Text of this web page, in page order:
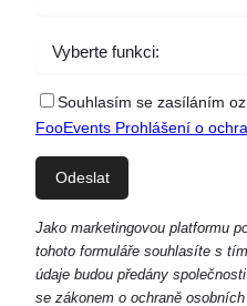
Souhlasím se zasíláním
FooEvents Prohlášení o
Jako marketingovou platformu
tohoto formuláře souhlasíte s
údaje budou předány
se zákonem o ochraně osobních